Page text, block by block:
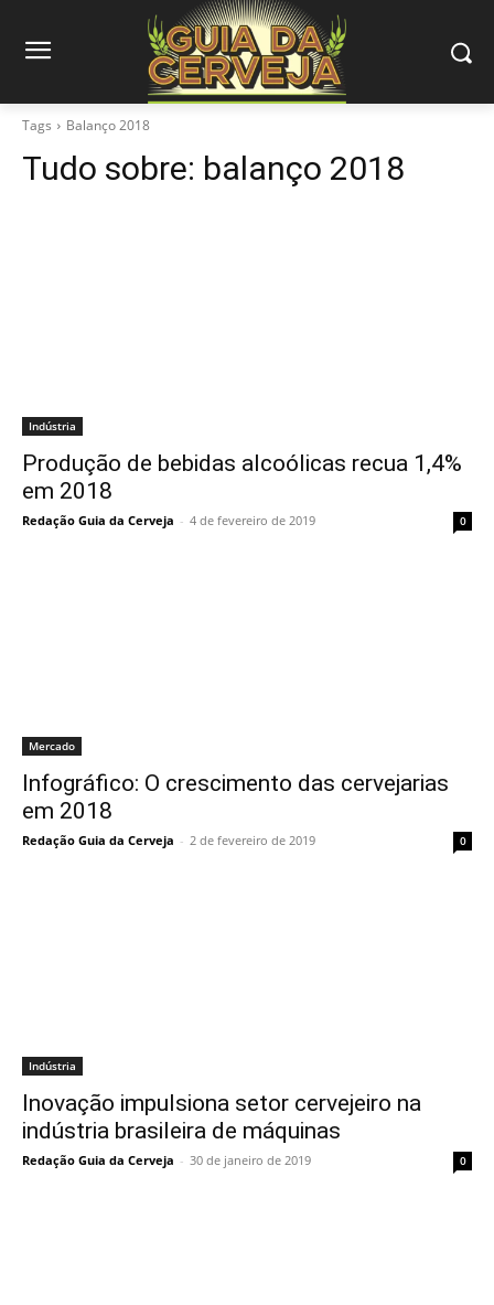
Tags Balanço 2018
Tudo sobre: balanço 2018
Indústria
Produção de bebidas alcoólicas recua 1,4%
em 2018
Redação Guia da Cerveja - 4 de fevereiro de 2019 0
Mercado
Infográfico: O crescimento das cervejarias
em 2018
Redação Guia da Cerveja - 2 de fevereiro de 2019 0
Indústria
Inovação impulsiona setor cervejeiro na
indústria brasileira de máquinas
Redação Guia da Cerveja - 30 de janeiro de 2019 0